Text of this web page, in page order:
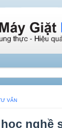
VẤN
nghề